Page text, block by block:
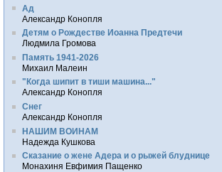
Ад
Александр Конопля
Детям о Рождестве Иоанна Предтечи
Людмила Громова
Память 1941-2026
Михаил Малеин
"Когда шипит в тиши машина..."
Александр Конопля
Снег
Александр Конопля
НАШИМ ВОИНАМ
Надежда Кушкова
Сказание о жене Адера и о рыжей блуднице
Монахиня Евфимия Пащенко